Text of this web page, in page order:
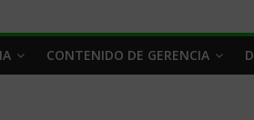
CONTENIDO DE GERENCIA